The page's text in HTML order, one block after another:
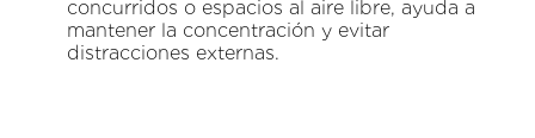
concurridos o espacios al aire libre, ayuda a
mantener la concentración y evitar
distracciones externas.